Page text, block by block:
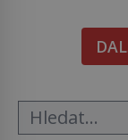
pohledu na
v
hřbitov, který